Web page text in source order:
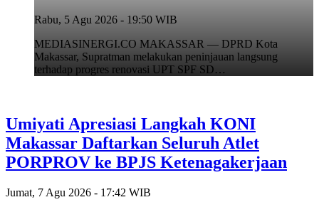
Rabu, 5 Agu 2026 - 19:50 WIB
MEDIASINERGI.CO MAKASSAR — DPRD Kota
Makassar, Supratman melakukan peninjauan langsung
terhadap progres renovasi UPT SPF SD…
Umiyati Apresiasi Langkah KONI
Makassar Daftarkan Seluruh Atlet
PORPROV ke BPJS Ketenagakerjaan
Jumat, 7 Agu 2026 - 17:42 WIB